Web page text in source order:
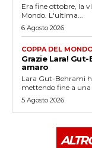
Era fine ottobre, la
Mondo. L'ultima...
6 Agosto 2026
COPPA DEL
Grazie Lara!
amaro
Lara Gut-Behrami
mettendo fine a una
5 Agosto 2026